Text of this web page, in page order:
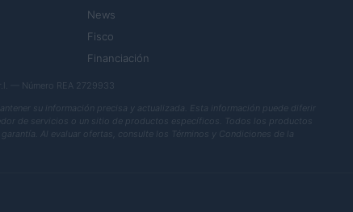
News
Fisco
Financiación
— Número REA 2729933
su información precisa y actualizada. Esta información puede diferir
de servicios o un sitio de productos específicos. Todos los productos
Al evaluar ofertas, consulte los Términos y Condiciones de la